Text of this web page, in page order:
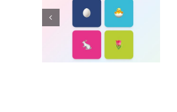
Simon de Pascua